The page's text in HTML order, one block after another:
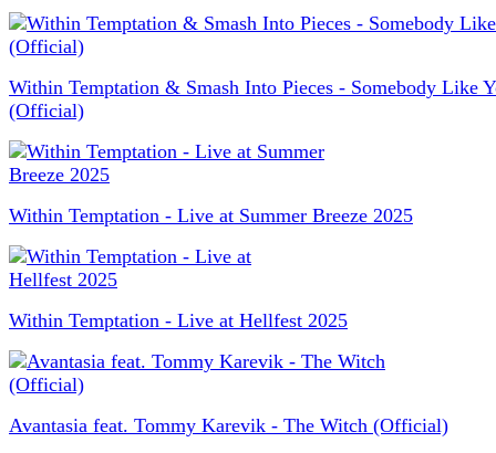
Within Temptation & Smash Into Pieces - Somebody Like
(Official)
Within Temptation - Live at Summer Breeze 2025
Within Temptation - Live at Hellfest 2025
Avantasia feat. Tommy Karevik - The Witch (Official)